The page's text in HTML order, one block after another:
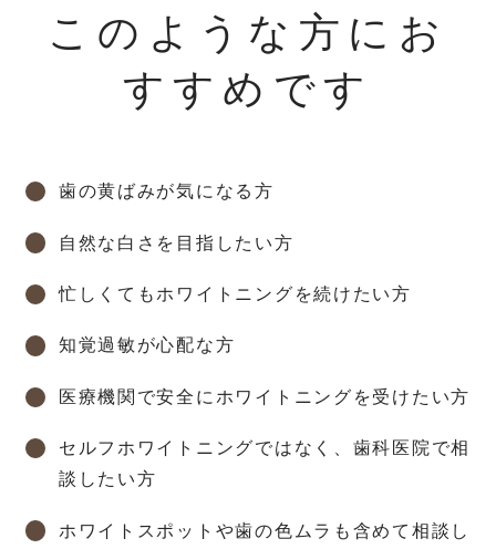
このような方にお
すすめです
歯の黄ばみが気になる方
自然な白さを目指したい方
忙しくてもホワイトニングを続けたい方
知覚過敏が心配な方
医療機関で安全にホワイトニングを受けたい方
セルフホワイトニングではなく、歯科医院で相
談したい方
ホワイトスポットや歯の色ムラも含めて相談し